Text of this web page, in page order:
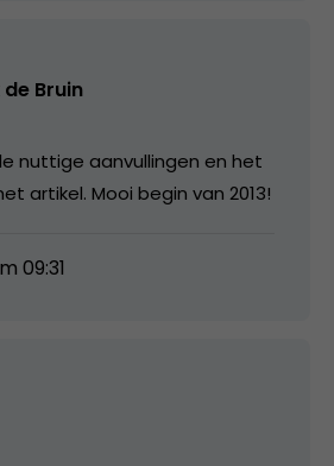
Bruin
nuttige aanvullingen en het
artikel. Mooi begin van 2013!
09:31